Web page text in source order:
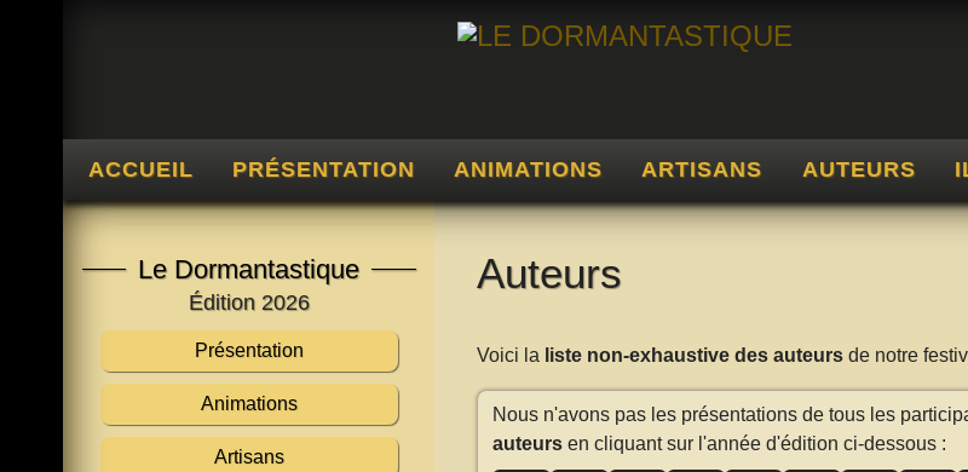
ACCUEIL PRÉSENTATION ANIMATIONS ARTISANS AUTEURS
Le Dormantastique
Édition 2026
Présentation
Animations
Artisans
Auteurs
Voici la liste non-exhaustive des auteursde notre
Nous n'avons pas les présentations de tous les
auteursen cliquant sur l'année d'édition ci-dessous :